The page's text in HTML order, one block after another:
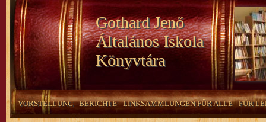
Gothard Jenő
Általános Iskola
Könyvtára
VORSTELLUNG BERICHTE LINKSAMMLUNGEN FÜR ALLE FÜR